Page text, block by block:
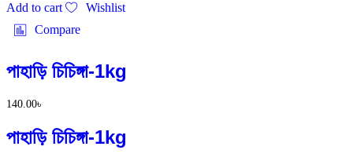
Add to cart
Wishlist
Compare
পাহাড়ি চিচিঙ্গা-1kg
140.00৳
পাহাড়ি চিচিঙ্গা-1kg